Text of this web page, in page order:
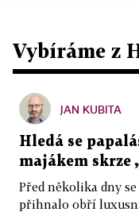
Vybíráme z
JAN KUBITA
Hledá se
majákem skrze
Před několika dny
přihnalo obří